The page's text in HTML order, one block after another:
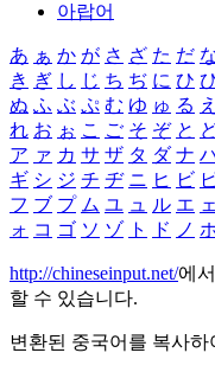
아랍어
あ ぁ か が さ ざ た だ
き ぎ し じ ち ぢ に ひ
ぬ ふ ぶ ぷ む ゆ ゅ る え
れ お ぉ こ ご そ ぞ と
ア ァ カ サ ザ タ ダ ナ
ギ シ ジ チ ヂ ニ ヒ ビ
フ ブ プ ム ユ ュ ル エ ェ
ォ コ ゴ ソ ゾ ト ド ノ
http://chineseinput.net/에
할 수 있습니다.
변환된 중국어를 복사